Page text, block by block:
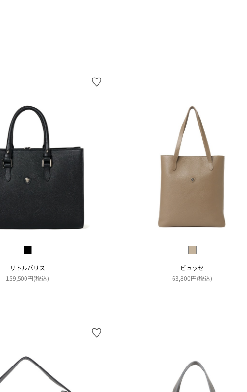
リトルバリス
159,500円(税込)
ビュッセ
63,800円(税込)